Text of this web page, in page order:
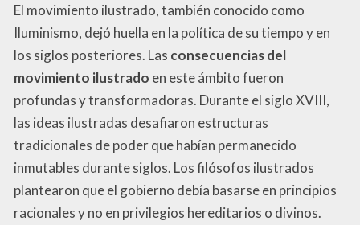
El movimiento ilustrado, también conocido como
Iluminismo, dejó huella en la política de su tiempo y en
los siglos posteriores. Las consecuencias del
movimiento ilustrado en este ámbito fueron
profundas y transformadoras. Durante el siglo XVIII,
las ideas ilustradas desafiaron estructuras
tradicionales de poder que habían permanecido
inmutables durante siglos. Los filósofos ilustrados
plantearon que el gobierno debía basarse en principios
racionales y no en privilegios hereditarios o divinos.